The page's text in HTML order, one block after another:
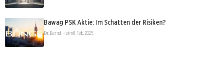
Bawag PSK Aktie: Im Schatten der Risiken?
Dr. Bernd Heim8. Feb. 2025